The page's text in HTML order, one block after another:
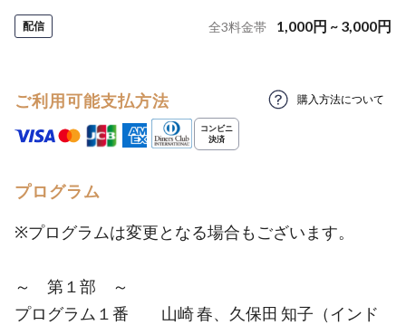
配信 全3料金帯 1,000円 ~ 3,000円
ご利用可能支払方法 購入方法について
プログラム
※プログラムは変更となる場合もございます。
～ 第１部 ～
プログラム１番 山崎 春、久保田 知子（インド